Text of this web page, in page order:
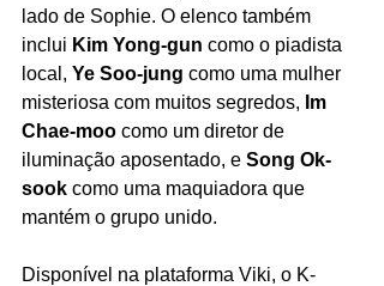
lado de Sophie. O elenco também
inclui Kim Yong-gun como o piadista
local, Ye Soo-jung como uma mulher
misteriosa com muitos segredos, Im
Chae-moo como um diretor de
iluminação aposentado, e Song Ok-
sook como uma maquiadora que
mantém o grupo unido.
Disponível na plataforma Viki, o K-